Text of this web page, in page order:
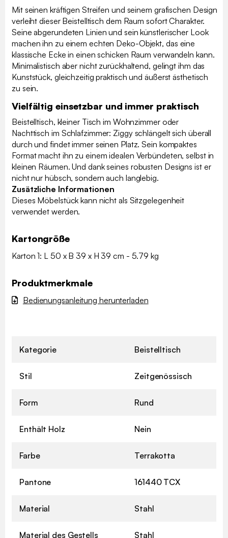
Mit seinen kräftigen Streifen und seinem grafischen Design
verleiht dieser Beistelltisch dem Raum sofort Charakter.
Seine abgerundeten Linien und sein künstlerischer Look
machen ihn zu einem echten Deko-Objekt, das eine
klassische Ecke in einen schicken Raum verwandeln kann.
Minimalistisch aber nicht zurückhaltend, gelingt ihm das
Kunststück, gleichzeitig praktisch und äußerst ästhetisch
zu sein.
Vielfältig einsetzbar und immer praktisch
Beistelltisch, kleiner Tisch im Wohnzimmer oder
Nachttisch im Schlafzimmer: Ziggy schlängelt sich überall
durch und findet immer seinen Platz. Sein kompaktes
Format macht ihn zu einem idealen Verbündeten, selbst in
kleinen Räumen. Und dank seines robusten Designs ist er
nicht nur hübsch, sondern auch langlebig.
Zusätzliche Informationen
Dieses Möbelstück kann nicht als Sitzgelegenheit
verwendet werden.
Kartongröße
Karton 1: L 50 x B 39 x H 39 cm - 5.79 kg
Produktmerkmale
Bedienungsanleitung herunterladen
Kategorie Beistelltisch
Stil Zeitgenössisch
Form Rund
Enthält Holz Nein
Farbe Terrakotta
Pantone 161440 TCX
Material Stahl
Material des Gestells Stahl